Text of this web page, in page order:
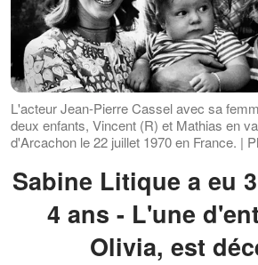
L'acteur Jean-Pierre Cassel avec sa
deux enfants, Vincent (R) et Mathias en
d'Arcachon le 22 juillet 1970 en France. |
Sabine Litique a eu 3 enfants en
4 ans - L'une
Olivia, est